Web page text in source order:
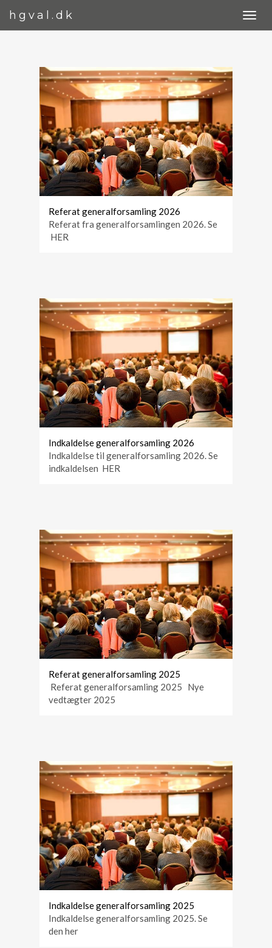
hgval.dk
Referat generalforsamling 2026
Referat fra generalforsamlingen 2026. Se
HER
Indkaldelse generalforsamling 2026
Indkaldelse til generalforsamling 2026. Se
indkaldelsen HER
Referat generalforsamling 2025
Referat generalforsamling 2025 Nye
vedtægter 2025
Indkaldelse generalforsamling 2025
Indkaldelse generalforsamling 2025. Se
den her